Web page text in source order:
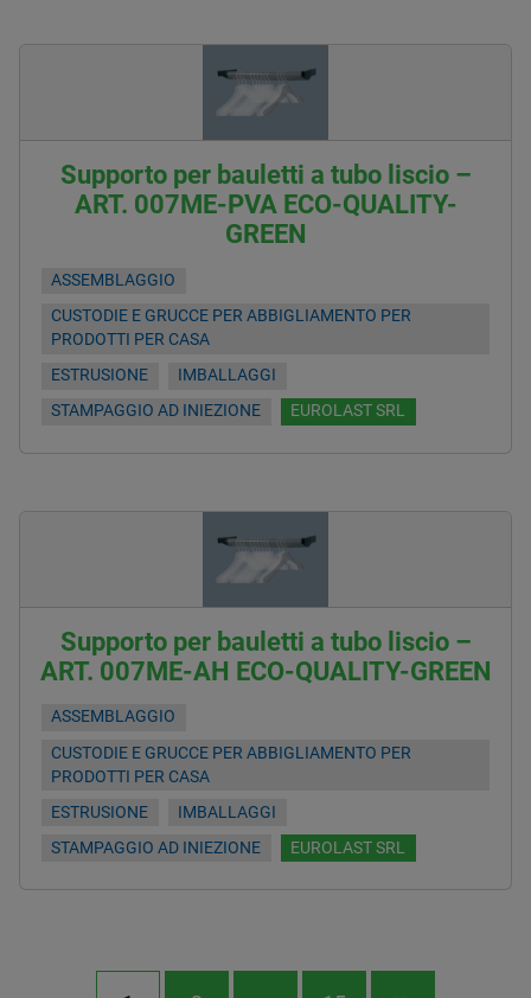
Supporto per bauletti a tubo liscio –
ART. 007ME-PVA ECO-QUALITY-
GREEN
ASSEMBLAGGIO
CUSTODIE E GRUCCE PER ABBIGLIAMENTO PER
PRODOTTI PER CASA
ESTRUSIONE
IMBALLAGGI
STAMPAGGIO AD INIEZIONE
EUROLAST SRL
Supporto per bauletti a tubo liscio –
ART. 007ME-AH ECO-QUALITY-GREEN
ASSEMBLAGGIO
CUSTODIE E GRUCCE PER ABBIGLIAMENTO PER
PRODOTTI PER CASA
ESTRUSIONE
IMBALLAGGI
STAMPAGGIO AD INIEZIONE
EUROLAST SRL